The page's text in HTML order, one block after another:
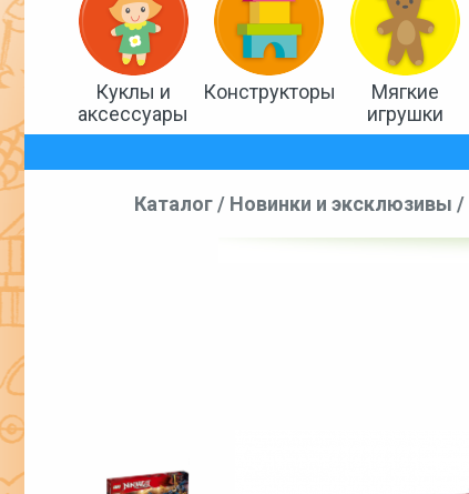
Куклы и
аксессуары
Конструкторы
Мягкие
игрушки
Каталог / Новинки и эксклюзивы /